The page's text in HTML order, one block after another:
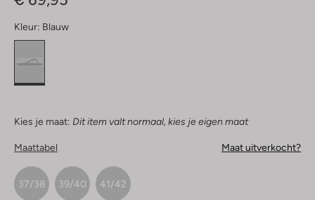
Kleur: Blauw
Kies je maat: Dit item valt normaal, kies je eigen maat
Maattabel Maat uitverkocht?
37/38 39/40 41/42